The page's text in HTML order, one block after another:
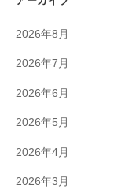
2026年8月
2026年7月
2026年6月
2026年5月
2026年4月
2026年3月